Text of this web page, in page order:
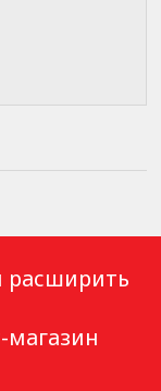
расширить
магазин